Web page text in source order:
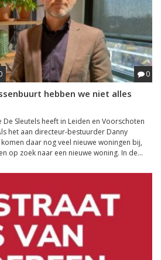
0
hebben we niet alles
Sleutels heeft in Leiden en Voorschoten
het aan directeur-bestuurder Danny
daar nog veel nieuwe woningen bij,
op zoek naar een nieuwe woning. In de...